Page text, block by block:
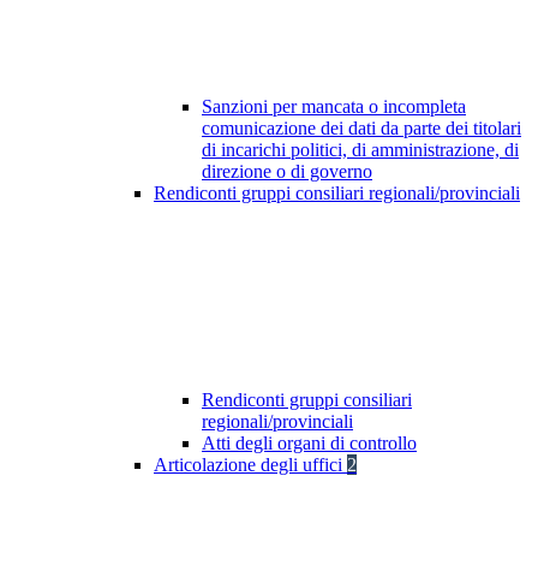
Sanzioni per mancata o incompleta
comunicazione dei dati da parte dei titolari
di incarichi politici, di amministrazione, di
direzione o di governo
Rendiconti gruppi consiliari regionali/provinciali
Rendiconti gruppi consiliari
regionali/provinciali
Atti degli organi di controllo
Articolazione degli uffici 2